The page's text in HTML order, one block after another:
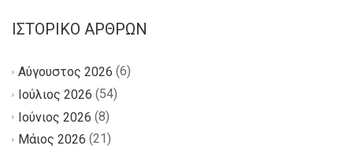
ΙΣΤΟΡΙΚΌ ΆΡΘΡΩΝ
Αύγουστος 2026 (6)
Ιούλιος 2026 (54)
Ιούνιος 2026 (8)
Μάιος 2026 (21)